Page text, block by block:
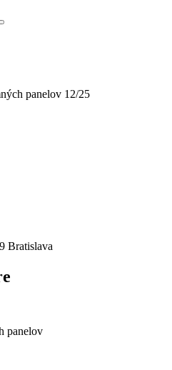
panelov 12/25
Bratislava
panelov